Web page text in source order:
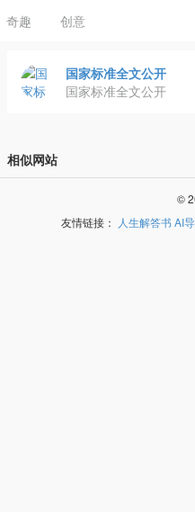
奇趣 创意
国家标准全文公开
国家标准全文公开
相似网站
©
友情链接： 人生解答书AI